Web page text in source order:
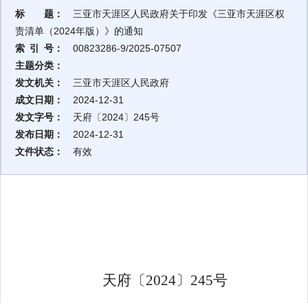
标 题：
三亚市天涯区人民政府关于印发《三亚市天涯区权
责清单（2024年版）》的通知
索 引 号：
00823286-9/2025-07507
主题分类：
发文机关：
三亚市天涯区人民政府
成文日期：
2024-12-31
发文字号：
天府〔2024〕245号
发布日期：
2024-12-31
文件状态：
有效
天府〔2024〕 245号